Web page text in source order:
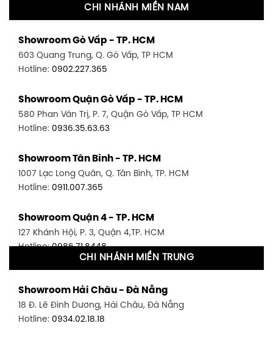
CHI NHÁNH MIỀN NAM
Showroom Gò Vấp - TP. HCM
603 Quang Trung, Q. Gò Vấp, TP HCM
Hotline: 0902.227.365
Showroom Quận Gò Vấp - TP. HCM
580 Phan Văn Trị, P. 7, Quận Gò Vấp, TP HCM
Hotline: 0936.35.63.63
Showroom Tân Bình - TP. HCM
1007 Lạc Long Quân, Q. Tân Bình, TP. HCM
Hotline: 0911.007.365
Showroom Quận 4 - TP. HCM
127 Khánh Hội, P. 3, Quận 4,TP. HCM
Hotline:0986.71.8448
1411 Đường 3/2, P. 16, Quận 11, TP. HCM
Hotline:0906.256.759
CHI NHÁNH MIỀN TRUNG
Showroom Hải Châu - Đà Nẵng
18 Đ. Lê Đình Dương, Hải Châu, Đà Nẵng
Hotline: 0934.02.18.18